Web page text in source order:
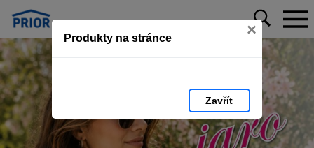
Produkty na stránce ×
Zavřít